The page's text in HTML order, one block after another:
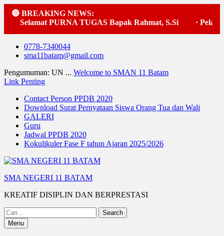
🔴 BREAKING NEWS:
Selamat PURNA TUGAS Bapak Rahmat, S.Si
Skip
0778-7340044
sma11batam@gmail.com
Pengumuman: UN ... Welcome to SMAN 11 Batam
Link Penting
Contact Person PPDB 2020
Download Surat Pernyataan Siswa Orang Tua dan Wali
GALERI
Guru
Jadwal PPDB 2020
Kokulikuler Fase F tahun Ajaran 2025/2026
SMA NEGERI 11 BATAM
KREATIF DISIPLIN DAN BERPRESTASI
Search
for:Menu